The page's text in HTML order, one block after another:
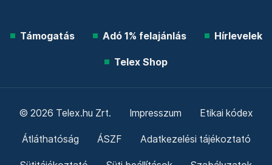
Támogatás Adó 1% felajánlás Hírlevelek
Telex Shop
© 2026 Telex.hu Zrt. Impresszum Etikai kódex
Átláthatóság ÁSZF Adatkezelési tájékoztató